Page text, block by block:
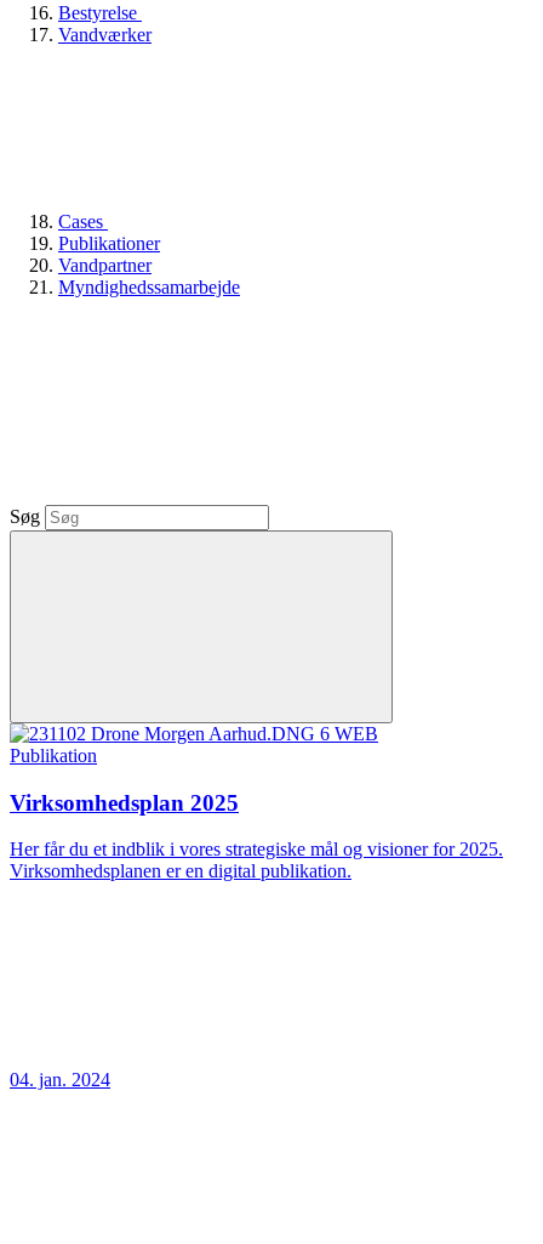
Bestyrelse
Vandværker
Cases
Publikationer
Vandpartner
Myndighedssamarbejde
Søg
Publikation
Virksomhedsplan 2025
Her får du et indblik i vores strategiske mål og visioner for 2025.
Virksomhedsplanen er en digital publikation.
04. jan. 2024